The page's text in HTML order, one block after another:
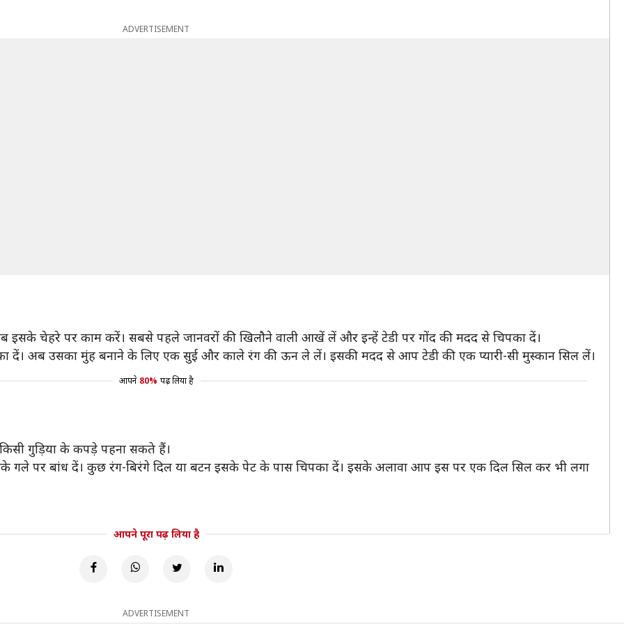
ADVERTISEMENT
चेहरे पर काम करें। सबसे पहले जानवरों की खिलौने वाली आखें लें और इन्हें टेडी पर गोंद की मदद से चिपका दें।
दें। अब उसका मुंह बनाने के लिए एक सुई और काले रंग की ऊन ले लें। इसकी मदद से आप टेडी की एक प्यारी-सी मुस्कान सिल लें।
आपने 80% पढ़ लिया है
गुड़िया के कपड़े पहना सकते हैं।
गले पर बांध दें। कुछ रंग-बिरंगे दिल या बटन इसके पेट के पास चिपका दें। इसके अलावा आप इस पर एक दिल सिल कर भी लगा
आपने पूरा पढ़ लिया है
ADVERTISEMENT